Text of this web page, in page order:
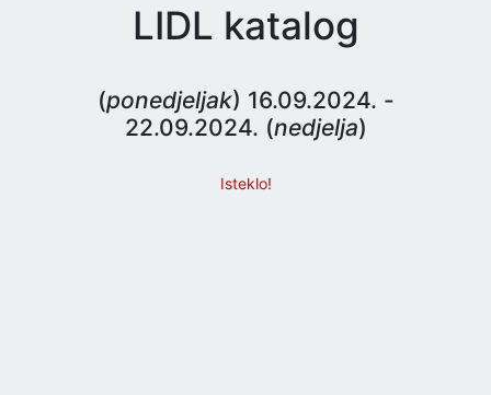
LIDL katalog
(ponedjeljak) 16.09.2024. -
22.09.2024. (nedjelja)
Isteklo!